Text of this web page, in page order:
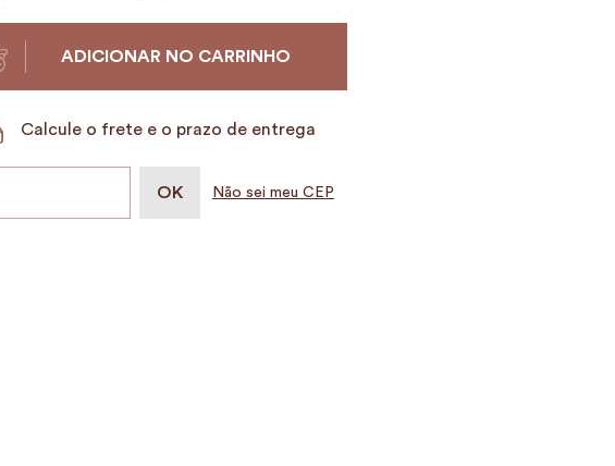
ADICIONAR NO CARRINHO
Calcule o frete e o prazo de entrega
Não sei meu CEP